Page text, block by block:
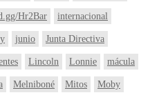
Hr2Bar internacional
junio Junta Directiva
Lincoln Lonnie mácula
Melniboné Mitos Moby